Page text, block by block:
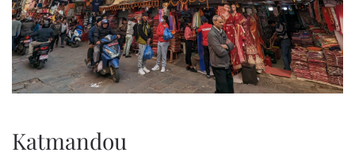
Katmandou